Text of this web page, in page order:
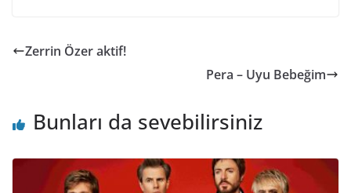
Zerrin Özer aktif!
Pera – Uyu Bebeğim
Bunları da sevebilirsiniz